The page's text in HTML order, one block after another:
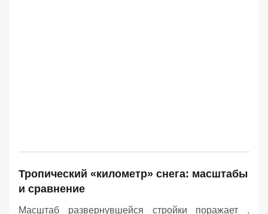
Тропический «километр» снега: масштабы
и сравнение
Масштаб развернувшейся стройки поражает .